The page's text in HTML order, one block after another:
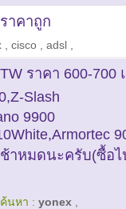
าคาถูก
cisco adsl
ราคา 600-700
Slash
9900
าหมดนะครับ(ซื้อ
ค้นหา : yonex